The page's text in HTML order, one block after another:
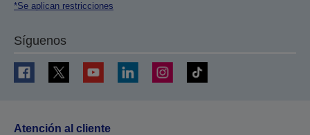
*Se aplican restricciones
Síguenos
Atención al cliente